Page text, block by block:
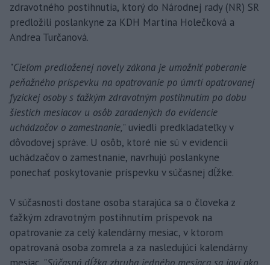
zdravotného postihnutia, ktorý do Národnej rady (NR) SR
predložili poslankyne za KDH Martina Holečková a
Andrea Turčanová.
"Cieľom predloženej novely zákona je umožniť poberanie
peňažného príspevku na opatrovanie po úmrtí opatrovanej
fyzickej osoby s ťažkým zdravotným postihnutím po dobu
šiestich mesiacov u osôb zaradených do evidencie
uchádzačov o zamestnanie," uviedli predkladateľky v
dôvodovej správe. U osôb, ktoré nie sú v evidencii
uchádzačov o zamestnanie, navrhujú poslankyne
ponechať poskytovanie príspevku v súčasnej dĺžke.
V súčasnosti dostane osoba starajúca sa o človeka z
ťažkým zdravotným postihnutím príspevok na
opatrovanie za celý kalendárny mesiac, v ktorom
opatrovaná osoba zomrela a za nasledujúci kalendárny